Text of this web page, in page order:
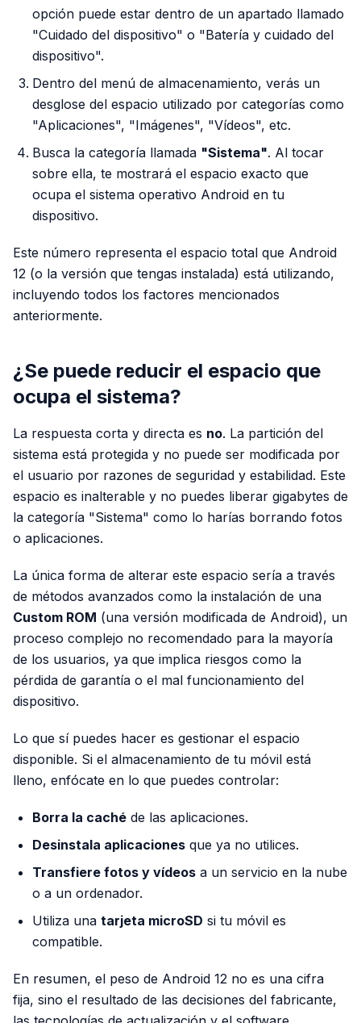
opción puede estar dentro de un apartado llamado
"Cuidado del dispositivo" o "Batería y cuidado del
dispositivo".
Dentro del menú de almacenamiento, verás un
desglose del espacio utilizado por categorías como
"Aplicaciones", "Imágenes", "Vídeos", etc.
Busca la categoría llamada "Sistema". Al tocar
sobre ella, te mostrará el espacio exacto que
ocupa el sistema operativo Android en tu
dispositivo.
Este número representa el espacio total que Android
12 (o la versión que tengas instalada) está utilizando,
incluyendo todos los factores mencionados
anteriormente.
¿Se puede reducir el espacio que
ocupa el sistema?
La respuesta corta y directa es no. La partición del
sistema está protegida y no puede ser modificada por
el usuario por razones de seguridad y estabilidad. Este
espacio es inalterable y no puedes liberar gigabytes de
la categoría "Sistema" como lo harías borrando fotos
o aplicaciones.
La única forma de alterar este espacio sería a través
de métodos avanzados como la instalación de una
Custom ROM (una versión modificada de Android), un
proceso complejo no recomendado para la mayoría
de los usuarios, ya que implica riesgos como la
pérdida de garantía o el mal funcionamiento del
dispositivo.
Lo que sí puedes hacer es gestionar el espacio
disponible. Si el almacenamiento de tu móvil está
lleno, enfócate en lo que puedes controlar:
Borra la caché de las aplicaciones.
Desinstala aplicaciones que ya no utilices.
Transfiere fotos y vídeos a un servicio en la nube
o a un ordenador.
Utiliza una tarjeta microSD si tu móvil es
compatible.
En resumen, el peso de Android 12 no es una cifra
fija, sino el resultado de las decisiones del fabricante,